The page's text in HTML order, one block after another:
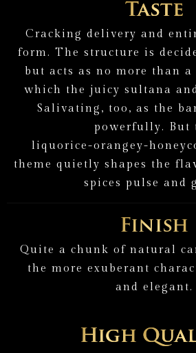
Taste
Cracking delivery and en ti
form. The s tructure is decid
bu t acts as no more than a
which the juicy sul tana an
Salivating , too , as the ba
powerfully. Bu t
liq uorice-orangey-honeyc
theme q uie tly shapes the fla
spices pulse and g
Finish
Qui te a chunk of na tural ca
the more exuberant charac
and elegant.
High